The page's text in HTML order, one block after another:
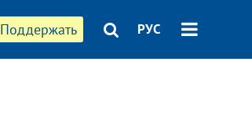
Поддержать РУС